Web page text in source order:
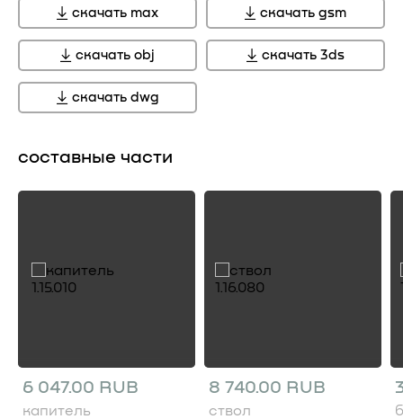
скачать max скачать gsm
скачать obj скачать 3ds
скачать dwg
составные части
6 047.00 RUB
капитель
8 740.00 RUB
ствол